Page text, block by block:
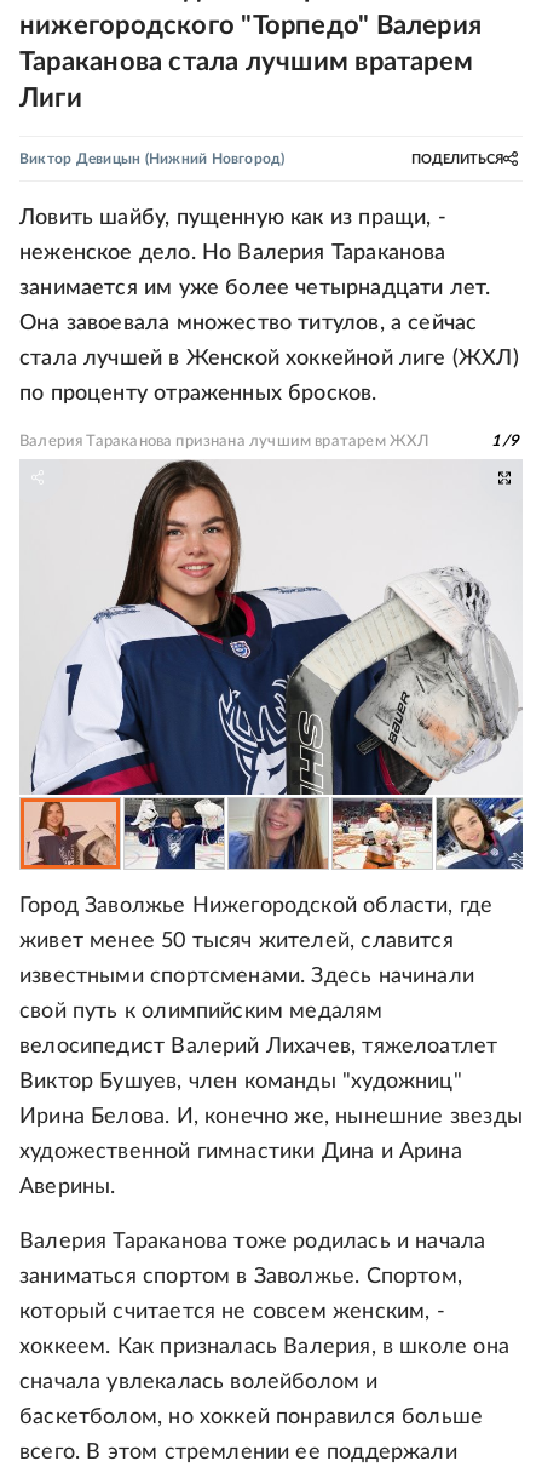
нижегородского "Торпедо" Валерия
Тараканова стала лучшим вратарем
Лиги
Виктор Девицын (Нижний Новгород) ПОДЕЛИТЬСЯ
Ловить шайбу, пущенную как из пращи, -
неженское дело. Но Валерия Тараканова
занимается им уже более четырнадцати лет.
Она завоевала множество титулов, а сейчас
стала лучшей в Женской хоккейной лиге (ЖХЛ)
по проценту отраженных бросков.
Валерия Тараканова признана лучшим вратарем ЖХЛ 1/9
Город Заволжье Нижегородской области, где
живет менее 50 тысяч жителей, славится
известными спортсменами. Здесь начинали
свой путь к олимпийским медалям
велосипедист Валерий Лихачев, тяжелоатлет
Виктор Бушуев, член команды "художниц"
Ирина Белова. И, конечно же, нынешние звезды
художественной гимнастики Дина и Арина
Аверины.
Валерия Тараканова тоже родилась и начала
заниматься спортом в Заволжье. Спортом,
который считается не совсем женским, -
хоккеем. Как призналась Валерия, в школе она
сначала увлекалась волейболом и
баскетболом, но хоккей понравился больше
всего. В этом стремлении ее поддержали